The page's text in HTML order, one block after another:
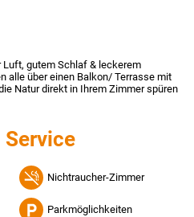
Nichtraucher-Zimmer
Parkmöglichkeiten
gutem Schlaf & leckerem
alle über einen Balkon/ Terrasse mit
Natur direkt in Ihrem Zimmer spüren